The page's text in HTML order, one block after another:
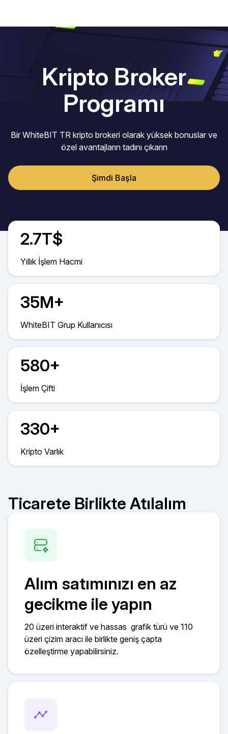
Kripto Broker
Programı
Bir WhiteBIT TR kripto brokeri olarak yüksek bonuslar ve
özel avantajların tadını çıkarın
Şimdi Başla
2.7T$
Yıllık İşlem Hacmi
35M+
WhiteBIT Grup Kullanıcısı
580+
İşlem Çifti
330+
Kripto Varlık
Ticarete Birlikte Atılalım
Alım satımınızı en az
gecikme ile yapın
20 üzeri interaktif ve hassas grafik türü ve 110
üzeri çizim aracı ile birlikte geniş çapta
özelleştirme yapabilirsiniz.